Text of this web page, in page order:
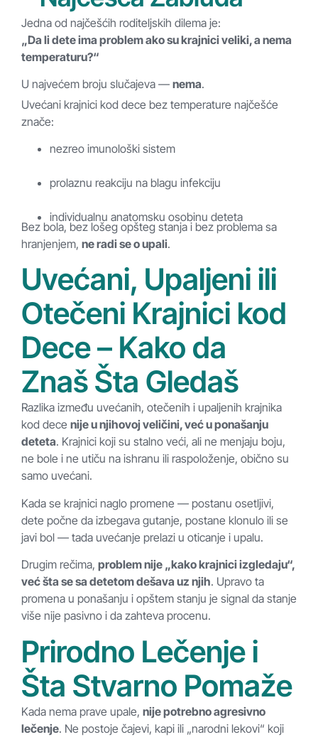
Jedna od najčešćih roditeljskih dilema je:
„Da li dete ima problem ako su krajnici veliki, a nema
temperaturu?“
U najvećem broju slučajeva — nema.
Uvećani krajnici kod dece bez temperature najčešće
znače:
nezreo imunološki sistem
prolaznu reakciju na blagu infekciju
individualnu anatomsku osobinu deteta
Bez bola, bez lošeg opšteg stanja i bez problema sa
hranjenjem, ne radi se o upali.
Uvećani, Upaljeni ili
Otečeni Krajnici kod
Dece – Kako da
Znaš Šta Gledaš
Razlika između uvećanih, otečenih i upaljenih krajnika
kod dece nije u njihovoj veličini, već u ponašanju
deteta. Krajnici koji su stalno veći, ali ne menjaju boju,
ne bole i ne utiču na ishranu ili raspoloženje, obično su
samo uvećani.
Kada se krajnici naglo promene — postanu osetljivi,
dete počne da izbegava gutanje, postane klonulo ili se
javi bol — tada uvećanje prelazi u oticanje i upalu.
Drugim rečima, problem nije „kako krajnici izgledaju“,
već šta se sa detetom dešava uz njih. Upravo ta
promena u ponašanju i opštem stanju je signal da stanje
više nije pasivno i da zahteva procenu.
Prirodno Lečenje i
Šta Stvarno Pomaže
Kada nema prave upale, nije potrebno agresivno
lečenje. Ne postoje čajevi, kapi ili „narodni lekovi“ koji